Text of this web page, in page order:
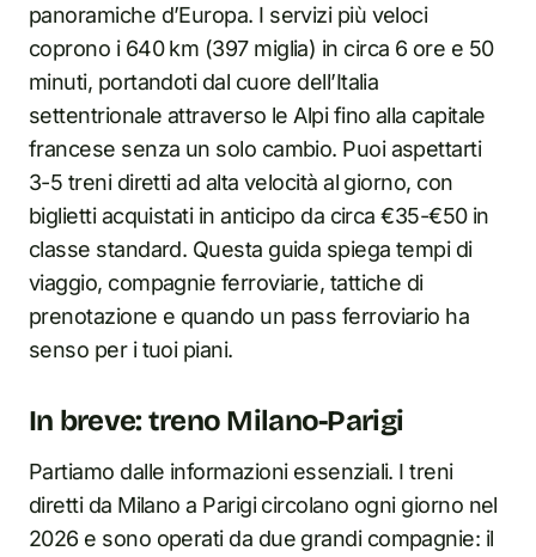
panoramiche d’Europa. I servizi più veloci
coprono i 640 km (397 miglia) in circa 6 ore e 50
minuti, portandoti dal cuore dell’Italia
settentrionale attraverso le Alpi fino alla capitale
francese senza un solo cambio. Puoi aspettarti
3-5 treni diretti ad alta velocità al giorno, con
biglietti acquistati in anticipo da circa €35-€50 in
classe standard. Questa guida spiega tempi di
viaggio, compagnie ferroviarie, tattiche di
prenotazione e quando un pass ferroviario ha
senso per i tuoi piani.
In breve: treno Milano-Parigi
Partiamo dalle informazioni essenziali. I treni
diretti da Milano a Parigi circolano ogni giorno nel
2026 e sono operati da due grandi compagnie: il